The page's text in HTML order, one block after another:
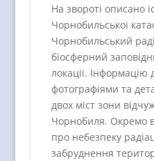
На звороті описано
Чорнобильської
Чорнобильський
біосферний
локації. Інформацію
фотографіями та
двох міст зони
Чорнобиля. Окремо
про небезпеку
забруднення